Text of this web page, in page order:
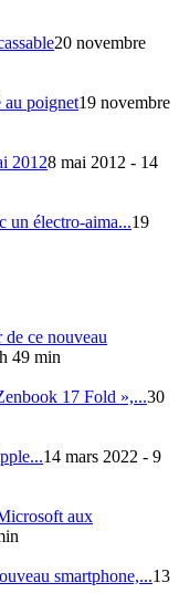
20 novembre
au poignet19 novembre
20128 mai 2012 - 14
un électro-aima...19
ce nouveau
49 min
17 Fold »,...30
14 mars 2022 - 9
aux
smartphone,...13